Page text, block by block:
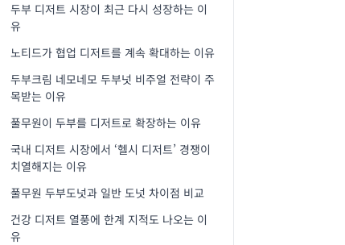
두부 디저트 시장이 최근 다시 성장하는 이
유
노티드가 협업 디저트를 계속 확대하는 이유
두부크림 네모네모 두부넛 비주얼 전략이 주
목받는 이유
풀무원이 두부를 디저트로 확장하는 이유
국내 디저트 시장에서 ‘헬시 디저트’ 경쟁이
치열해지는 이유
풀무원 두부도넛과 일반 도넛 차이점 비교
건강 디저트 열풍에 한계 지적도 나오는 이
유